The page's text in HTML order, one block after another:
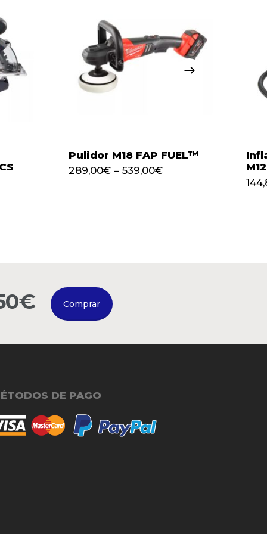
Pulidor M18 FAP FUEL™
289,00€– 539,00€
Comprar
DE PAGO